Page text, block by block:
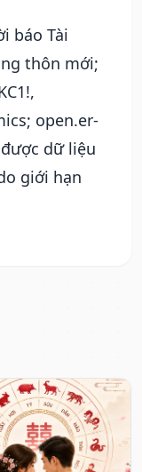
báo Tài
thôn mới;
open.er-
dữ liệu
giới hạn